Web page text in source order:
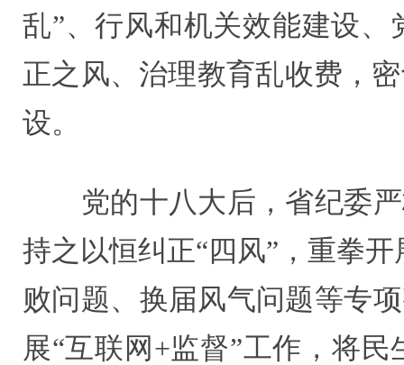
乱”、行风和机关效能建设
正之风、治理教育乱收费，
设。
党的十八大后，省纪委严
持之以恒纠正“四风”，重拳
败问题、换届风气问题等专
展“互联网+监督”工作，将